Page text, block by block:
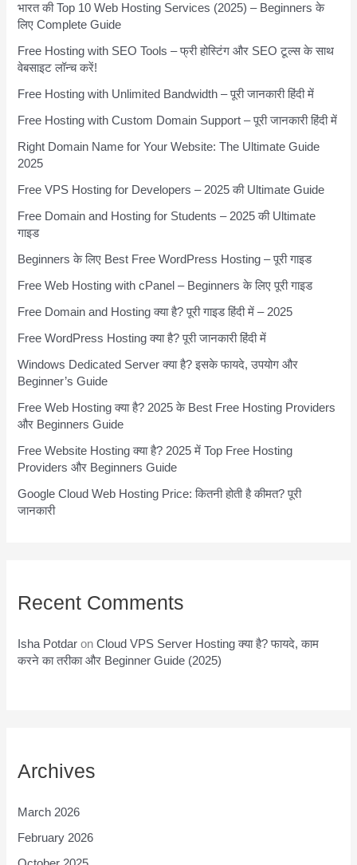
भारत की Top 10 Web Hosting Services (2025) – Beginners के
लिए Complete Guide
Free Hosting with SEO Tools – फ्री होस्टिंग और SEO टूल्स के साथ
वेबसाइट लॉन्च करें!
Free Hosting with Unlimited Bandwidth – पूरी जानकारी हिंदी में
Free Hosting with Custom Domain Support – पूरी जानकारी हिंदी में
Right Domain Name for Your Website: The Ultimate Guide
2025
Free VPS Hosting for Developers – 2025 की Ultimate Guide
Free Domain and Hosting for Students – 2025 की Ultimate
गाइड
Beginners के लिए Best Free WordPress Hosting – पूरी गाइड
Free Web Hosting with cPanel – Beginners के लिए पूरी गाइड
Free Domain and Hosting क्या है? पूरी गाइड हिंदी में – 2025
Free WordPress Hosting क्या है? पूरी जानकारी हिंदी में
Windows Dedicated Server क्या है? इसके फायदे, उपयोग और
Beginner’s Guide
Free Web Hosting क्या है? 2025 के Best Free Hosting Providers
और Beginners Guide
Free Website Hosting क्या है? 2025 में Top Free Hosting
Providers और Beginners Guide
Google Cloud Web Hosting Price: कितनी होती है कीमत? पूरी
जानकारी
Recent Comments
Isha Potdar onCloud VPS Server Hosting क्या है? फायदे, काम
करने का तरीका और Beginner Guide (2025)
Archives
March 2026
February 2026